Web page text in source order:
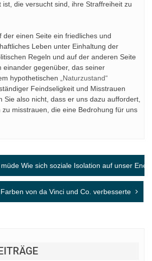
die versucht sind, ihre Straffreiheit zu
der einen Seite ein friedliches und
Leben unter Einhaltung der
Regeln und auf der anderen Seite
einander gegenüber, das seiner
hypothetischen
„Naturzustand“
Feindseligkeit und Misstrauen
Sie also nicht, dass er uns dazu auffordert,
misstrauen, die eine Bedrohung für uns
Wie sich soziale Isolation auf unser
von da Vinci und Co. verbesserte